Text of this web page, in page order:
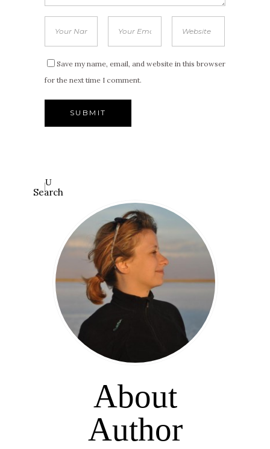
Save my name, email, and website in this browser
for the next time I comment.
Search
About
Author